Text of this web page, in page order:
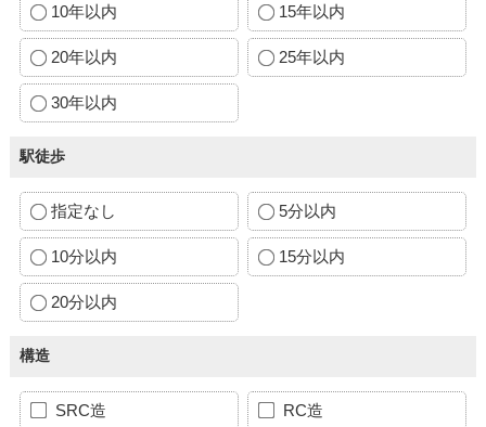
10年以内 15年以内
20年以内 25年以内
30年以内
駅徒歩
指定なし 5分以内
10分以内 15分以内
20分以内
構造
SRC造 RC造